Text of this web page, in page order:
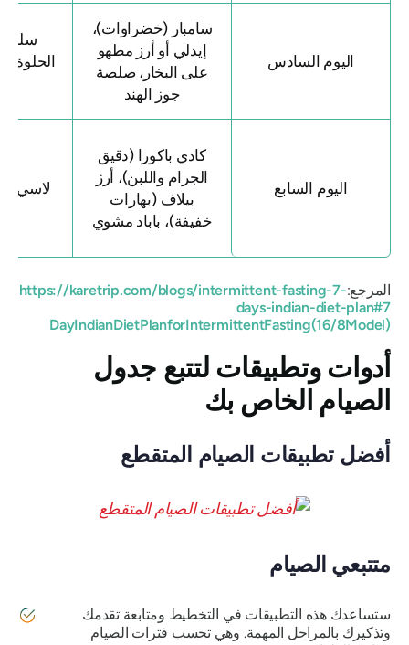
اليوم السادس
سامبار (خضراوات)،
إيدلي أو أرز مطهو
على البخار، صلصة
جوز الهند
سلطة
الحلوة
اليوم السابع
كادي باكورا (دقيق
الجرام واللبن)، أرز
بيلاف (بهارات
خفيفة)، باباد مشوي
لاسي
المرجع:https://karetrip.com/blogs/intermittent-fasting-7-
days-indian-diet-plan#7
DayIndianDietPlanforIntermittentFasting(16/8Model)
أدوات وتطبيقات لتتبع جدول
الصيام الخاص بك
أفضل تطبيقات الصيام المتقطع
متتبعي الصيام
ستساعدك هذه التطبيقات في التخطيط ومتابعة تقدمك
وتذكيرك بالمراحل المهمة. وهي تحسب فترات الصيام